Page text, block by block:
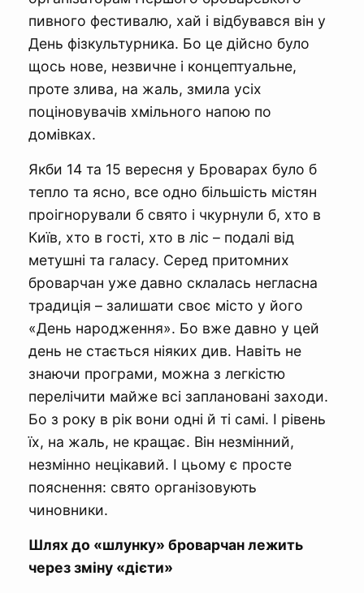
пивного фестивалю, хай і відбувався він у
День фізкультурника. Бо це дійсно було
щось нове, незвичне і концептуальне,
проте злива, на жаль, змила усіх
поціновувачів хмільного напою по
домівках.
Якби 14 та 15 вересня у Броварах було б
тепло та ясно, все одно більшість містян
проігнорували б свято і чкурнули б, хто в
Київ, хто в гості, хто в ліс – подалі від
метушні та галасу. Серед притомних
броварчан уже давно склалась негласна
традиція – залишати своє місто у його
«День народження». Бо вже давно у цей
день не стається ніяких див. Навіть не
знаючи програми, можна з легкістю
перелічити майже всі заплановані заходи.
Бо з року в рік вони одні й ті самі. І рівень
їх, на жаль, не кращає. Він незмінний,
незмінно нецікавий. І цьому є просте
пояснення: свято організовують
чиновники.
Шлях до «шлунку» броварчан лежить
через зміну «дієти»